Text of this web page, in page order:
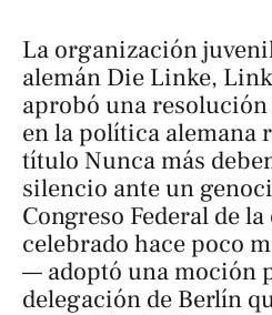
La organización
alemán Die Linke,
aprobó una
en la política alemana
título Nunca más
silencio ante un
Congreso Federal de
celebrado hace poco
— adoptó una moción
delegación de Berlín